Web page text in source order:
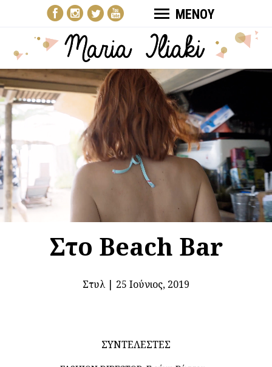
ΜΕΝΟΥ
Στο Beach Bar
Στυλ| 25 Ιούνιος, 2019
ΣΥΝΤΕΛΕΣΤΕΣ